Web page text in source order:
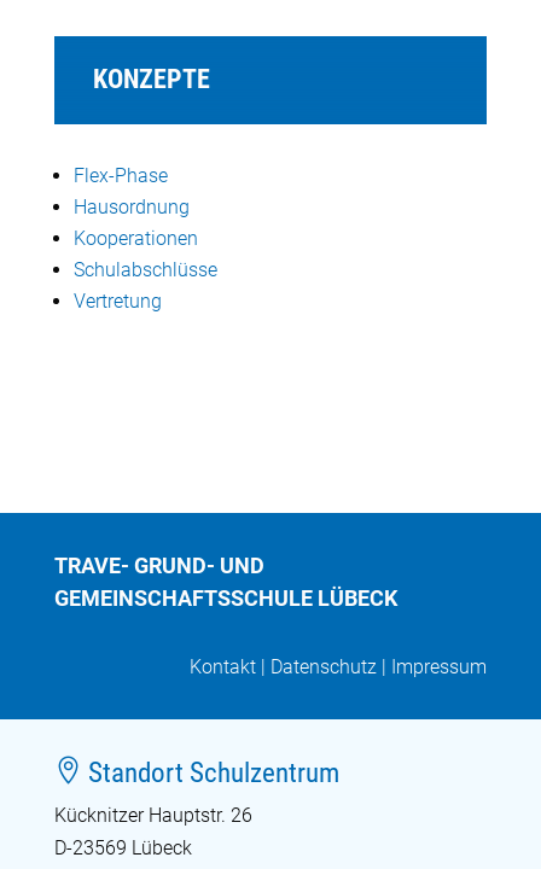
KONZEPTE
Flex-Phase
Hausordnung
Kooperationen
Schulabschlüsse
Vertretung
TRAVE- GRUND- UND
GEMEINSCHAFTSSCHULE LÜBECK
Kontakt | Datenschutz | Impressum
 Standort Schulzentrum
Kücknitzer Hauptstr. 26
D-23569 Lübeck